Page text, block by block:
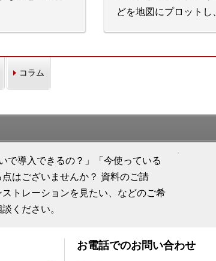
どを地図にプロットし
コラム
で導入できるの？」「今使っている
はございませんか？ 資料のご請
トレーションを見たい、などのご希
ください。
お電話でのお問い合わせ